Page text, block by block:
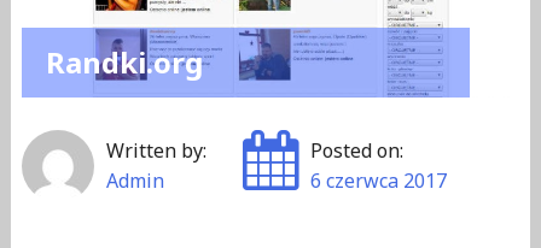
Randki.org
Written by:
Admin
Posted on:
6 czerwca 2017